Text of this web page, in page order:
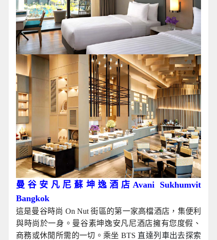
曼谷安凡尼蘇坤逸酒店Avani Sukhumvit
Bangkok
這是曼谷時尚 On Nut 街區的第一家高檔酒店，集便利
與時尚於一身。曼谷素坤逸安凡尼酒店擁有您度假、
商務或休閒所需的一切。乘坐 BTS 直達列車出去探索